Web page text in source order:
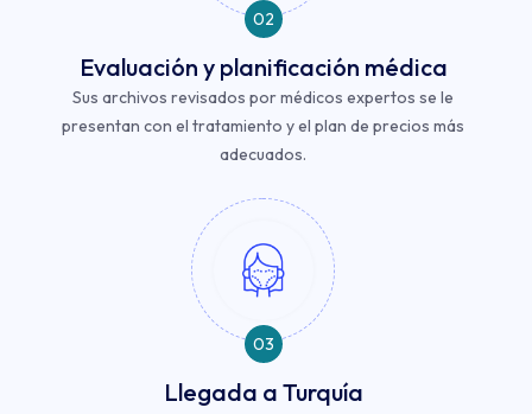
02
Evaluación y planificación médica
Sus archivos revisados ​​por médicos expertos se le
presentan con el tratamiento y el plan de precios más
adecuados.
03
Llegada a Turquía